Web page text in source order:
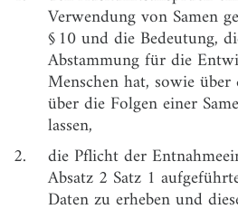
künstliche Befruchtung
Pflicht der Einrichtung der
Versorgung vor der
Samen zur künstlichen
Pflichten der Einrichtung
Versorgung bei heterologer
Samen zur künstlichen
Übermittlung an das
Verwendung von Samen
§ 10 und die Bedeutung,
Abstammung für die
Menschen hat, sowie
über die Folgen einer
lassen,
2.
die Pflicht der
Absatz 2 Satz 1
Daten zu erheben und